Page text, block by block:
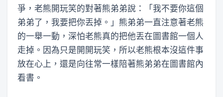
爭，老熊開玩笑的對著熊弟弟說：「我不要你這個
弟弟了，我要把你丟掉。」熊弟弟一直注意著老熊
的一舉一動，深怕老熊真的把他丟在圖書館一個人
走掉。因為只是開開玩笑，所以老熊根本沒這件事
放在心上，還是向往常一樣陪著熊弟弟在圖書館內
看書。